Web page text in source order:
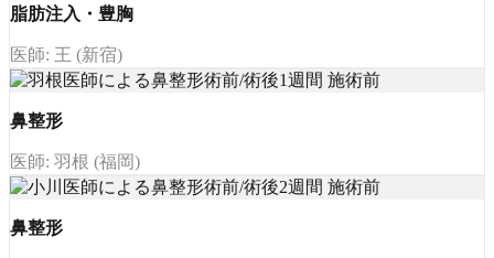
脂肪注入・豊胸
医師: 王 (新宿)
鼻整形
医師: 羽根 (福岡)
鼻整形